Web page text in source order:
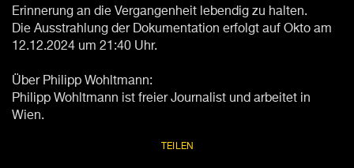
Erinnerung an die Vergangenheit lebendig zu halten.
Die Ausstrahlung der Dokumentation erfolgt auf Okto am
12.12.2024 um 21:40 Uhr.
Über Philipp Wohltmann:
Philipp Wohltmann ist freier Journalist und arbeitet in
Wien.
TEILEN